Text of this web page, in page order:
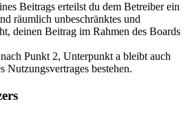
Beitrags erteilst du dem Betreiber ein
räumlich unbeschränktes und
deinen Beitrag im Rahmen des Boards
Punkt 2, Unterpunkt a bleibt auch
Nutzungsvertrages bestehen.